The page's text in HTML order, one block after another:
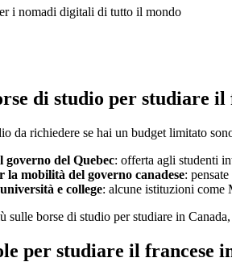
i nomadi digitali di tutto il mondo
di studio per studiare il
da richiedere se hai un budget limitato
governo del Quebec: offerta agli studenti
la mobilità del governo canadese:
e college: alcune istituzioni
sulle borse di studio per studiare in
per studiare il francese